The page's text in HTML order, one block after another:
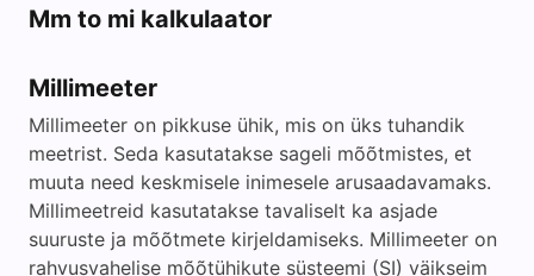
Mm to mi kalkulaator
Millimeeter
Millimeeter on pikkuse ühik, mis on üks tuhandik
meetrist. Seda kasutatakse sageli mõõtmistes, et
muuta need keskmisele inimesele arusaadavamaks.
Millimeetreid kasutatakse tavaliselt ka asjade
suuruste ja mõõtmete kirjeldamiseks. Millimeeter on
rahvusvahelise mõõtühikute süsteemi (SI) väikseim